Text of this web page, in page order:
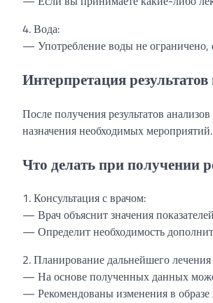
4. Вода:
— Употребление воды не ограничено,
Интерпретация
После получения результатов
назначения необходимых мероприятий.
Что делать при получении
1. Консультация с врачом:
— Врач объяснит значения
— Определит необходимость
2. Планирование дальнейшего
— На основе полученных данных
— Рекомендованы изменения в